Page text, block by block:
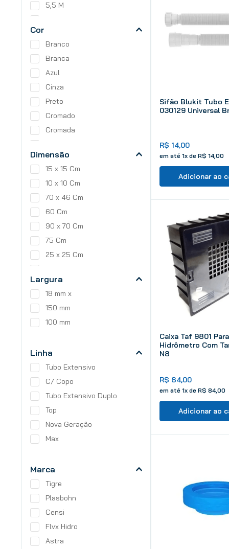
5,5 M
1,8 M
Cor
Branco
Branca
Azul
Cinza
Preto
Cromado
Cromada
Alumínio Polido
Incolor
Dimensão
15 x 15 Cm
10 x 10 Cm
70 x 46 Cm
60 Cm
90 x 70 Cm
75 Cm
25 x 25 Cm
15 x 50 Cm
15 x 100 Cm
Largura
18 mm x
150 mm
100 mm
Linha
Tubo Extensivo
C/ Copo
Tubo Extensivo Duplo
Top
Nova Geração
Max
Marca
Tigre
Plasbohn
Censi
Flvx Hidro
Astra
Sifão Blukit Tubo
030129 Universal
R$ 14,00
em até 1x de R$ 14,00
Adicionar ao
Caixa Taf 9801 Para
Hidrômetro Com
N8
R$ 84,00
em até 1x de R$ 84,00
Adicionar ao